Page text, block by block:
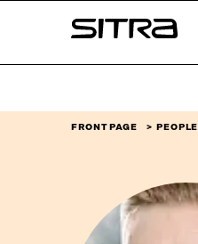
↓
Sitra
FRONT PAGE PEOPLE